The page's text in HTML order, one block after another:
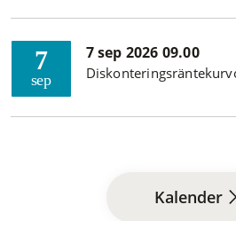
7
sep
7 sep 2026 09.00
Kalender